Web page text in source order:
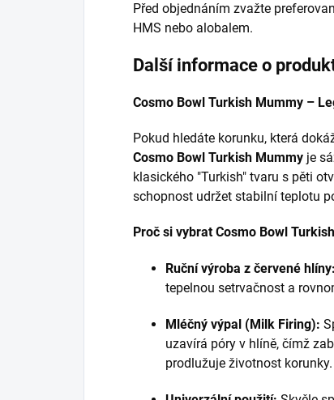
Před objednáním zvažte
HMS nebo alobalem.
Další informace o
Cosmo Bowl Turkish Mummy –
Pokud hledáte korunku, která
Cosmo Bowl Turkish Mummy je
klasického "Turkish" tvaru s pěti
schopnost udržet stabilní teplotu
Proč si vybrat Cosmo Bowl
Ruční výroba z červené hlíny:
tepelnou setrvačnost a
Mléčný výpal (Milk Firing):
uzavírá póry v hlíně, čímž
prodlužuje životnost korunky.